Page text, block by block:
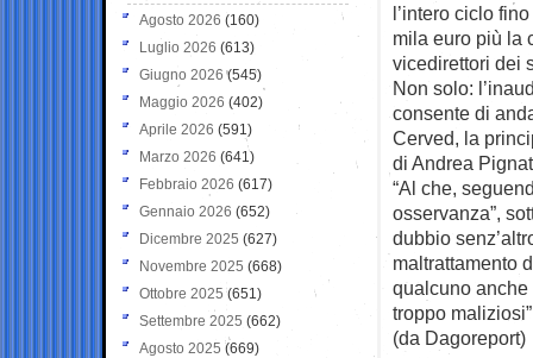
l’intero ciclo
mila euro più la
vicedirettori dei
Non solo:
consente di
Cerved, la
di Andrea
“Al che,
osservanza”,
dubbio
maltrattamento
qualcuno
troppo
(da Dagoreport)
Agosto 2026 (160)
Luglio 2026 (613)
Giugno 2026 (545)
Maggio 2026 (402)
Aprile 2026 (591)
Marzo 2026 (641)
Febbraio 2026 (617)
Gennaio 2026 (652)
Dicembre 2025 (627)
Novembre 2025 (668)
Ottobre 2025 (651)
Settembre 2025 (662)
Agosto 2025 (669)